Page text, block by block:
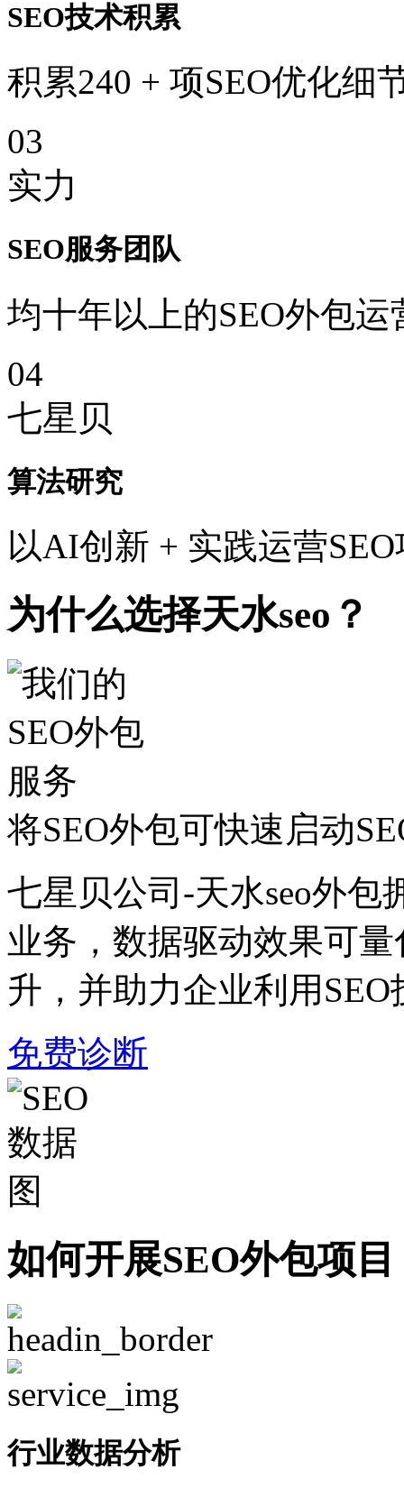
SEO技术积累
积累240 + 项SEO优化细
03
实力
SEO服务团队
均十年以上的SEO外包运
04
七星贝
算法研究
以AI创新 + 实践运营
为什么选择天水seo？
将SEO外包可快速启动
七星贝公司-天水seo外包
业务，数据驱动效果可
升，并助力企业利用
免费诊断
如何开展SEO外包项目
行业数据分析